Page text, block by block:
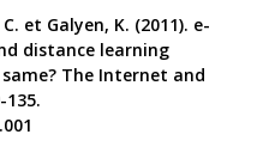
et Galyen, K. (2011). e-
distance learning
The Internet and
135.